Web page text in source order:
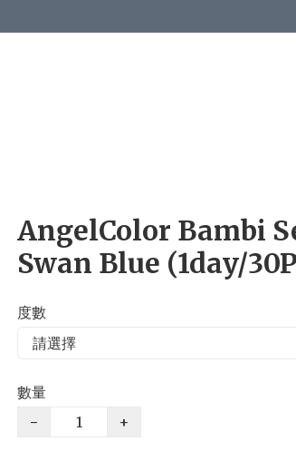
AngelColor Bambi
Swan Blue (1day/
度數
數量
−
+